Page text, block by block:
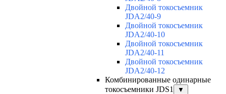
Двойной токосъемник
JDA2/40-9
Двойной токосъемник
JDA2/40-10
Двойной токосъемник
JDA2/40-11
Двойной токосъемник
JDA2/40-12
Комбинированные одинарные
токосъемники JDS1
▼